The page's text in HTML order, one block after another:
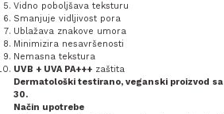
Vidno poboljšava teksturu
Smanjuje vidljivost pora
Ublažava znakove umora
Minimizira nesavršenosti
Nemasna tekstura
UVB + UVA PA+++zaštita
Dermatološki testirano, veganski proizvod
30.
Način upotrebe